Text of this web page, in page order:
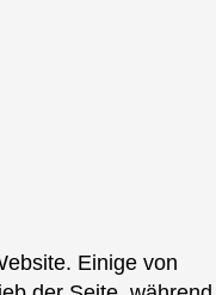
Einige von